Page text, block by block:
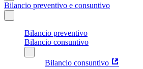
Bilancio preventivo e consuntivo
Bilancio preventivo
Bilancio consuntivo
Bilancio consuntivo